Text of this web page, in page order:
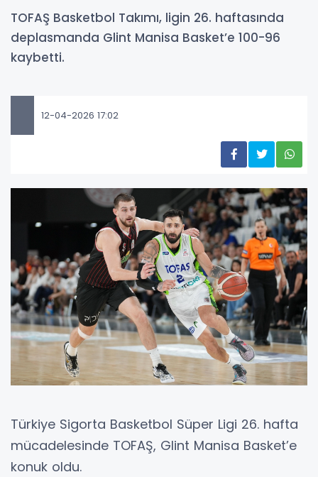
TOFAŞ Basketbol Takımı, ligin 26. haftasında
deplasmanda Glint Manisa Basket’e 100-96
kaybetti.
12-04-2026 17:02
Türkiye Sigorta Basketbol Süper Ligi 26. hafta
mücadelesinde TOFAŞ, Glint Manisa Basket’e
konuk oldu.